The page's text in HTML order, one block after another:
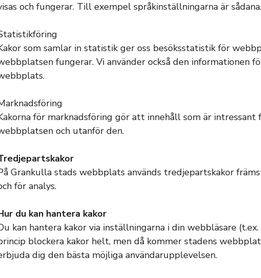
och fungerar. Till exempel språkinställningarna är sådana.
som samlar in statistik ger oss besöksstatistik för
fungerar. Vi använder också den informationen
för marknadsföring gör att innehåll som är
och utanför den.
Grankulla stads webbplats används tredjepartskakor
för analys.
du kan hantera kakor
kan hantera kakor via inställningarna i din webbläsare
blockera kakor helt, men då kommer stadens
dig den bästa möjliga användarupplevelsen.